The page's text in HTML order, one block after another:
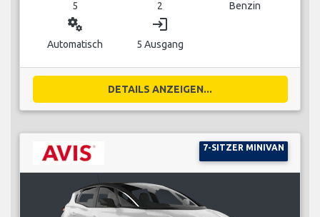
5 2 Benzin
miscellaneous_services
Automatisch
login
5 Ausgang
DETAILS ANZEIGEN...
7-SITZER MINIVAN